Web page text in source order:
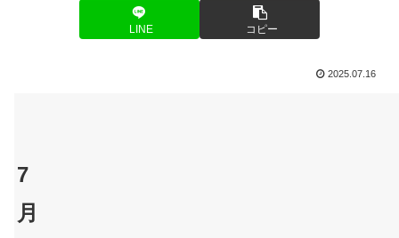
LINE コピー
2025.07.16
7
月